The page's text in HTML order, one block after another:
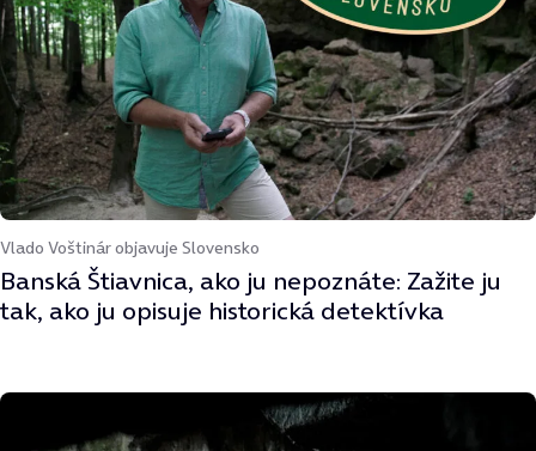
Vlado Voštinár objavuje Slovensko
Banská Štiavnica, ako ju nepoznáte: Zažite ju
tak, ako ju opisuje historická detektívka